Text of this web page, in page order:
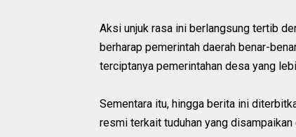
Aksi unjuk rasa ini berlangsung tertib
berharap pemerintah daerah benar-
terciptanya pemerintahan desa yang
Sementara itu, hingga berita ini
resmi terkait tuduhan yang disampaikan